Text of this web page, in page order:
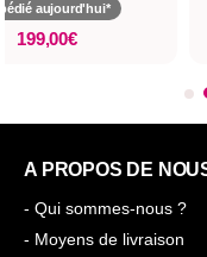
aujourd'hui*
199,00€
A PROPOS DE
- Qui sommes-nous ?
- Moyens de livraison